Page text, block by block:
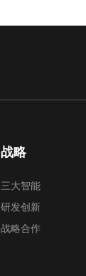
战略
三大智能
研发创新
战略合作